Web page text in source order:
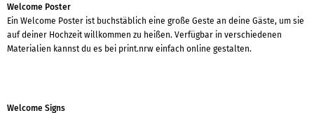
Welcome Poster
Ein Welcome Poster ist buchstäblich eine große Geste an deine Gäste, um sie
auf deiner Hochzeit willkommen zu heißen. Verfügbar in verschiedenen
Materialien kannst du es bei print.nrw einfach online gestalten.
Welcome Signs